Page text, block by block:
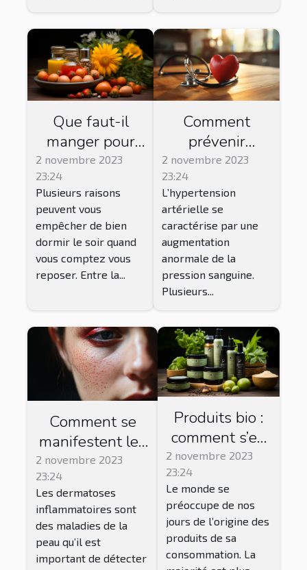
Que faut-il
manger pour
bien dormir ?
2 novembre 2023
23:24
Plusieurs raisons
peuvent vous
empêcher de bien
dormir le soir quand
vous comptez vous
reposer. Entre la...
Comment
prévenir
l’hypertension
artérielle ?
2 novembre 2023
23:24
L’hypertension
artérielle se
caractérise par une
augmentation
anormale de la
pression sanguine.
Plusieurs...
Comment se
manifestent les
dermatoses
inflammatoires ?
2 novembre 2023
23:24
Les dermatoses
inflammatoires sont
des maladies de la
peau qu’il est
important de détecter
Produits bio :
comment s’en
procurer ?
2 novembre 2023
23:24
Le monde se
préoccupe de nos
jours de l’origine des
produits de sa
consommation. La